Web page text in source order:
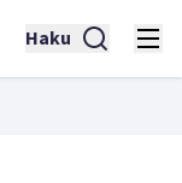
Haku